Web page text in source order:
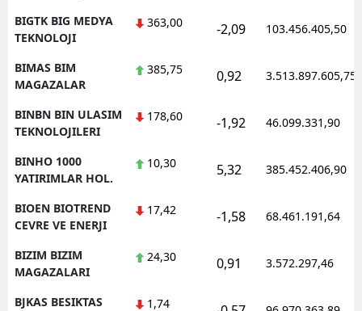
BIGTK BIG MEDYA
TEKNOLOJI
363,00 -2,09 103.456.405,50
BIMAS BIM
MAGAZALAR
385,75 0,92 3.513.897.605,75
BINBN BIN ULASIM
TEKNOLOJILERI
178,60 -1,92 46.099.331,90
BINHO 1000
YATIRIMLAR HOL.
10,30 5,32 385.452.406,90
BIOEN BIOTREND
CEVRE VE ENERJI
17,42 -1,58 68.461.191,64
BIZIM BIZIM
MAGAZALARI
24,30 0,91 3.572.297,46
BJKAS BESIKTAS
1,74